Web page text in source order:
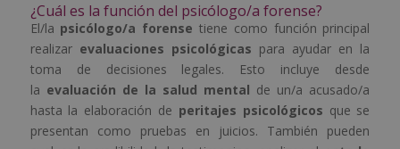
¿Cuál es la función del psicólogo/a forense?
El/la psicólogo/a forense tiene como función principal
realizar evaluaciones psicológicas para ayudar en la
toma de decisiones legales. Esto incluye desde
la evaluación de la salud mental de un/a acusado/a
hasta la elaboración de peritajes psicológicos que se
presentan como pruebas en juicios. También pueden